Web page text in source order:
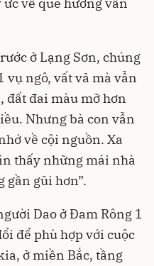
ở Lạng Sơn, chúng
vụ ngô, vất vả mà vẫn
đất đai màu mỡ hơn
Nhưng bà con vẫn
về cội nguồn. Xa
thấy những mái nhà
gần gũi hơn”.
Dao ở Đam Rông 1
để phù hợp với cuộc
ở miền Bắc, tầng